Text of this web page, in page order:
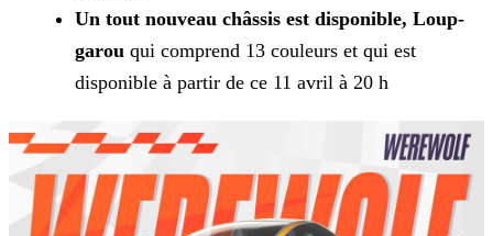
Un tout nouveau châssis est disponible, Loup-
garou qui comprend 13 couleurs et qui est
disponible à partir de ce 11 avril à 20 h